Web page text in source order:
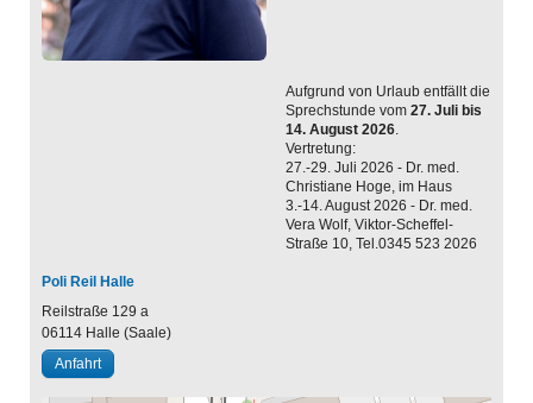
Aufgrund von Urlaub entfällt die
Sprechstunde vom 27. Juli bis
14. August 2026.
Vertretung:
27.-29. Juli 2026 - Dr. med.
Christiane Hoge, im Haus
3.-14. August 2026 - Dr. med.
Vera Wolf, Viktor-Scheffel-
Straße 10, Tel.0345 523 2026
Poli Reil Halle
Reilstraße 129 a
06114 Halle (Saale)
Anfahrt